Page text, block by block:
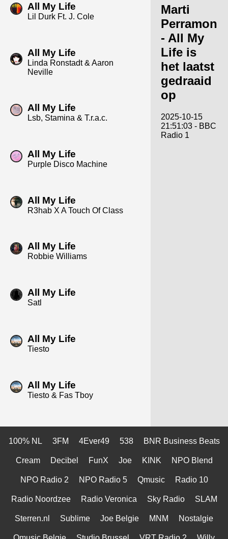
All My Life
Lil Durk Ft. J. Cole
All My Life
Linda Ronstadt & Aaron
Neville
All My Life
Lsb, Stamina & T.r.a.c.
All My Life
Purple Disco Machine
All My Life
R3hab X A Touch Of Class
All My Life
Robbie Williams
All My Life
Satl
All My Life
Tiesto
All My Life
Tiesto & Fas Tboy
Marti
Perramon
- All My
Life is
het laatst
gedraaid
op
2025-10-15
21:51:03 - BBC
Radio 1
100% NL 3FM 4Ever49 538 BNR Business Beats
Cream Decibel FunX Joe KINK NPO Blend
NPO Radio 2 NPO Radio 5 Qmusic Radio 10
Radio Noordzee Radio Veronica Sky Radio SLAM
Sterren.nl Sublime Joe Belgie MNM Nostalgie